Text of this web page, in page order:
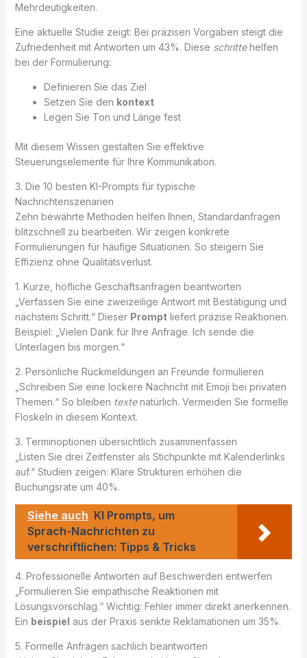
Mehrdeutigkeiten.
Eine aktuelle Studie zeigt: Bei präzisen Vorgaben steigt die
Zufriedenheit mit Antworten um 43%. Diese schrittehelfen
bei der Formulierung:
Definieren Sie das Ziel
Setzen Sie den kontext
Legen Sie Ton und Länge fest
Mit diesem Wissen gestalten Sie effektive
Steuerungselemente für Ihre Kommunikation.
3. Die 10 besten KI-Prompts für typische
Nachrichtenszenarien
Zehn bewährte Methoden helfen Ihnen, Standardanfragen
blitzschnell zu bearbeiten. Wir zeigen konkrete
Formulierungen für häufige Situationen. So steigern Sie
Effizienz ohne Qualitätsverlust.
1. Kurze, höfliche Geschäftsanfragen beantworten
„Verfassen Sie eine zweizeilige Antwort mit Bestätigung und
nächstem Schritt.“ Dieser Promptliefert präzise Reaktionen.
Beispiel: „Vielen Dank für Ihre Anfrage. Ich sende die
Unterlagen bis morgen.“
2. Persönliche Rückmeldungen an Freunde formulieren
„Schreiben Sie eine lockere Nachricht mit Emoji bei privaten
Themen.“ So bleiben textenatürlich. Vermeiden Sie formelle
Floskeln in diesem Kontext.
3. Terminoptionen übersichtlich zusammenfassen
„Listen Sie drei Zeitfenster als Stichpunkte mit Kalenderlinks
auf.“ Studien zeigen: Klare Strukturen erhöhen die
Buchungsrate um 40%.
Siehe auch KI Prompts, um
Sprach-Nachrichten zu
verschriftlichen: Tipps & Tricks
4. Professionelle Antworten auf Beschwerden entwerfen
„Formulieren Sie empathische Reaktionen mit
Lösungsvorschlag.“ Wichtig: Fehler immer direkt anerkennen.
Ein beispiel aus der Praxis senkte Reklamationen um 35%.
5. Formelle Anfragen sachlich beantworten